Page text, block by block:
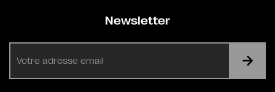
Newsletter